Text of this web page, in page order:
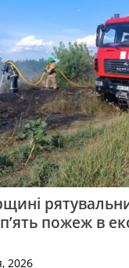
пожеж в
2026